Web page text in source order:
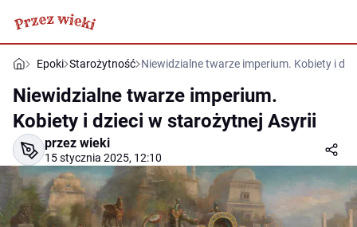
Epoki Starożytność Niewidzialne twarze imperium. Kobiety i
Niewidzialne twarze imperium.
Kobiety i dzieci w starożytnej Asyrii
przez wieki
15 stycznia 2025, 12:10